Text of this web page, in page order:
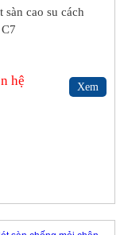
sàn cao su cách
hệ Xem